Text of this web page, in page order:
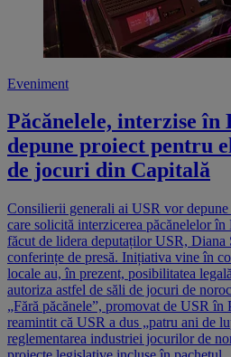
Eveniment
Păcănelele, interzise în
depune proiect pentru
de jocuri din Capitală
Consilierii generali ai USR vor
care solicită interzicerea păcănelelor
făcut de lidera deputaților USR, Diana
conferințe de presă. Inițiativa vine în
locale au, în prezent, posibilitatea
autoriza astfel de săli de jocuri de
„Fără păcănele”, promovat de USR în
reamintit că USR a dus „patru ani de
reglementarea industriei jocurilor de